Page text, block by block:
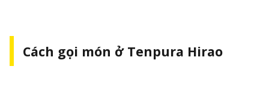
Cách gọi món ở Tenpura Hirao